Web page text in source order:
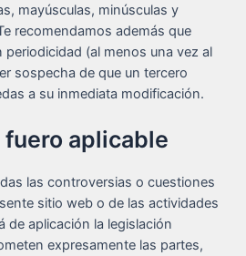
mayúsculas, minúsculas y
recomendamos además que
(al menos una vez al
sospecha de que un tercero
a su inmediata modificación.
aplicable
las controversias o cuestiones
sitio web o de las actividades
de aplicación la legislación
expresamente las partes,